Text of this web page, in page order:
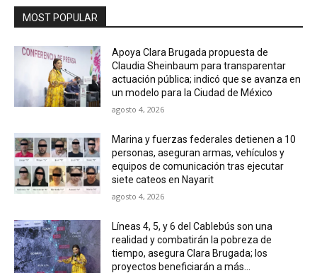
MOST POPULAR
Apoya Clara Brugada propuesta de
Claudia Sheinbaum para transparentar
actuación pública; indicó que se avanza en
un modelo para la Ciudad de México
agosto 4, 2026
Marina y fuerzas federales detienen a 10
personas, aseguran armas, vehículos y
equipos de comunicación tras ejecutar
siete cateos en Nayarit
agosto 4, 2026
Líneas 4, 5, y 6 del Cablebús son una
realidad y combatirán la pobreza de
tiempo, asegura Clara Brugada; los
proyectos beneficiarán a más...